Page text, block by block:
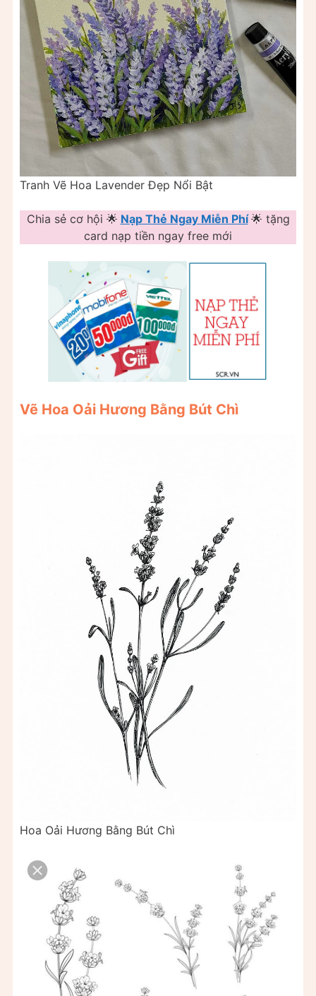
Tranh Vẽ Hoa Lavender Đẹp Nổi Bật
Chia sẻ cơ hội 🌟 Nạp Thẻ Ngay Miễn Phí 🌟 tặng
card nạp tiền ngay free mới
Vẽ Hoa Oải Hương Bằng Bút Chì
Hoa Oải Hương Bằng Bút Chì